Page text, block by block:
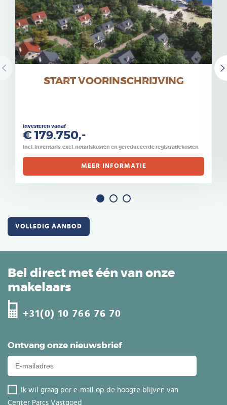
START VOORINSCHRIJVING
Investeren vanaf
€ 179.750,-
incl. inventaris, excl. notariskosten en gereduceerde registratiekosten
MEER INFORMATIE
VOLLEDIG AANBOD
Ontvang onze nieuwsbrief
Ik wil graag per e-mail op de hoogte blijven van
Center Parcs Vastgoed
Bel direct met één van onze
makelaars
+31(0) 10 766 76 70